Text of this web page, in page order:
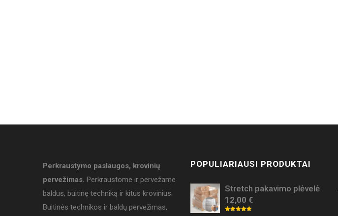
Perkraustymo paslaugos, krovinių
pervežimas. Perkraustome ir pervežame
baldus, buitinę techniką ir kitus krovinius.
Buitinės technikos ir baldų pervežimas,
POPULIARIAUSI PRODUKTAI
Stretch pakavimo plėvelė
12,00 €